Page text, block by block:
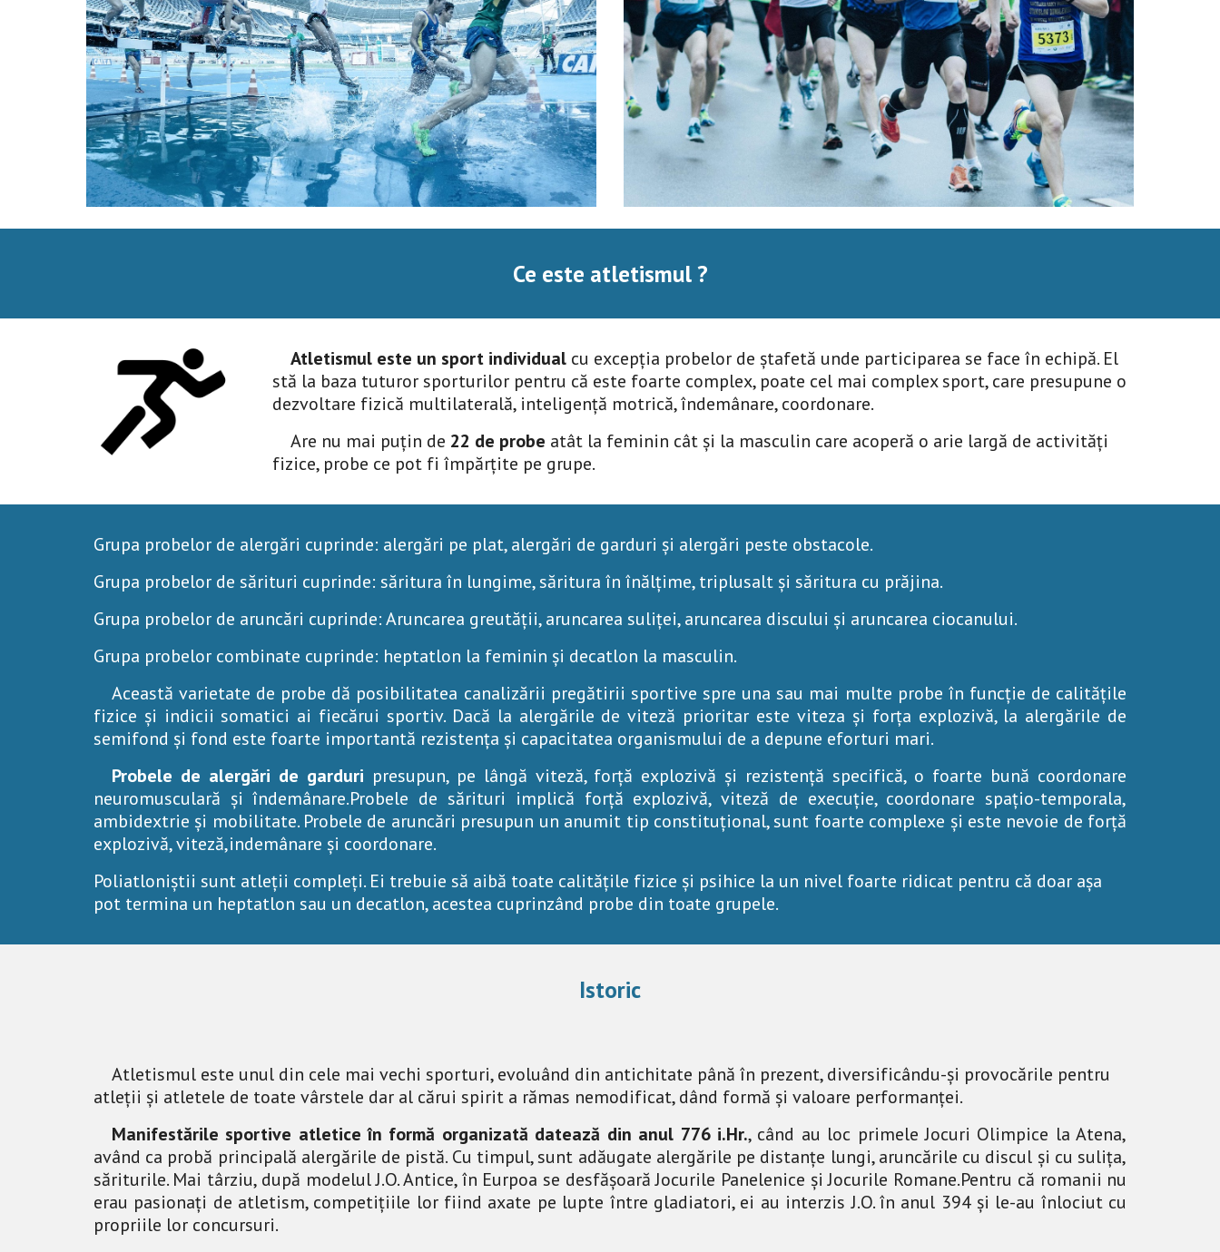
Ce este atletismul ?
Atletismul este un sport individual cu excepția probelor de ștafetă unde participarea se face în echipă. El
stă la baza tuturor sporturilor pentru că este foarte complex, poate cel mai complex sport, care presupune o
dezvoltare fizică multilaterală, inteligență motrică, îndemânare, coordonare.
Are nu mai puțin de 22 de probe atât la feminin cât și la masculin care acoperă o arie largă de activități
fizice, probe ce pot fi împărțite pe grupe.
Grupa probelor de alergări cuprinde: alergări pe plat, alergări de garduri și alergări peste obstacole.
Grupa probelor de sărituri cuprinde: săritura în lungime, săritura în înălțime, triplusalt și săritura cu prăjina.
Grupa probelor de aruncări cuprinde: Aruncarea greutății, aruncarea suliței, aruncarea discului și aruncarea ciocanului.
Grupa probelor combinate cuprinde: heptatlon la feminin și decatlon la masculin.
Această varietate de probe dă posibilitatea canalizării pregătirii sportive spre una sau mai multe probe în funcție de calitățile
fizice și indicii somatici ai fiecărui sportiv. Dacă la alergările de viteză prioritar este viteza și forța explozivă, la alergările de
semifond și fond este foarte importantă rezistența și capacitatea organismului de a depune eforturi mari.
Probele de alergări de garduri presupun, pe lângă viteză, forță explozivă și rezistență specifică, o foarte bună coordonare
neuromusculară și îndemânare.Probele de sărituri implică forță explozivă, viteză de execuție, coordonare spațio-temporala,
ambidextrie și mobilitate. Probele de aruncări presupun un anumit tip constituțional, sunt foarte complexe și este nevoie de forță
explozivă, viteză,indemânare și coordonare.
Poliatloniștii sunt atleții compleți. Ei trebuie să aibă toate calitățile fizice și psihice la un nivel foarte ridicat pentru că doar așa
pot termina un heptatlon sau un decatlon, acestea cuprinzând probe din toate grupele.
Istoric
Atletismul este unul din cele mai vechi sporturi, evoluând din antichitate până în prezent, diversificându-și provocările pentru
atleții și atletele de toate vârstele dar al cărui spirit a rămas nemodificat, dând formă și valoare performanței.
Manifestările sportive atletice în formă organizată datează din anul 776 i.Hr., când au loc primele Jocuri Olimpice la Atena,
având ca probă principală alergările de pistă. Cu timpul, sunt adăugate alergările pe distanțe lungi, aruncările cu discul și cu sulița,
săriturile. Mai târziu, după modelul J.O. Antice, în Eurpoa se desfășoară Jocurile Panelenice și Jocurile Romane.Pentru că romanii nu
erau pasionați de atletism, competițiile lor fiind axate pe lupte între gladiatori, ei au interzis J.O. în anul 394 și le-au înlociut cu
propriile lor concursuri.